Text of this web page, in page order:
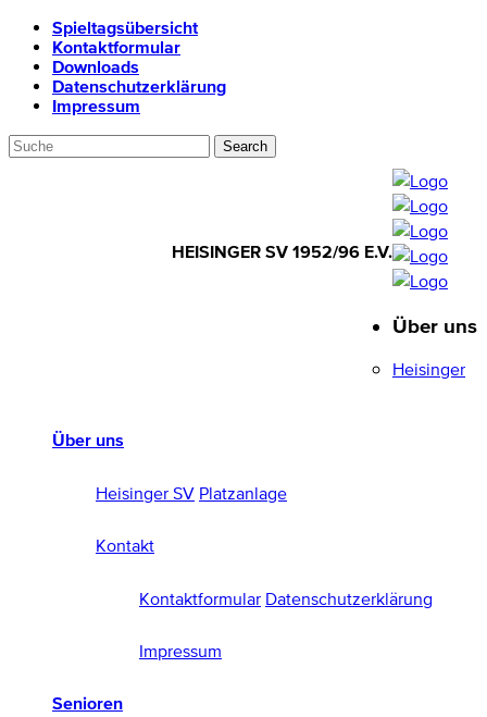
Spieltagsübersicht
Kontaktformular
Downloads
Datenschutzerklärung
Impressum
HEISINGER SV 1952/96 E.V.
1952/96 E.V.
Über uns
Heisinger SV Platzanlage
Kontakt
Kontaktformular Datenschutzerklärung
Impressum
Senioren
Über uns
Heisinger